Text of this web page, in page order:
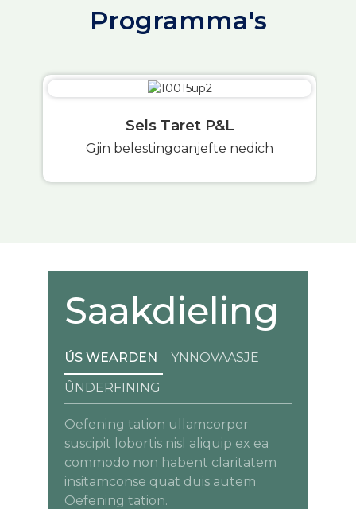
Programma's
Sels Taret P&L
Gjin belestingoanjefte nedich
Saakdieling
ÚS WEARDEN
YNNOVAASJE
ÛNDERFINING
Oefening tation ullamcorper
suscipit lobortis nisl aliquip ex ea
commodo non habent claritatem
insitamconse quat duis autem
Oefening tation.